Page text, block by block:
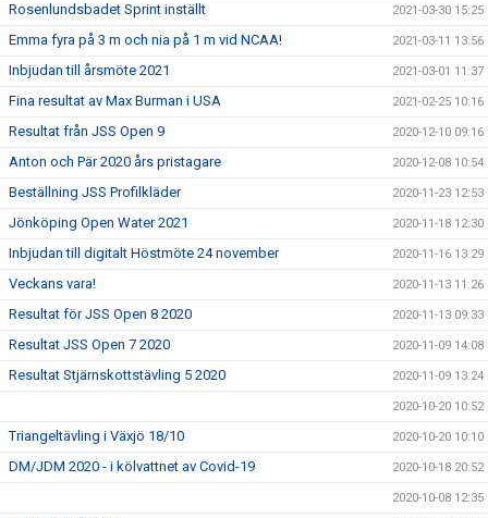
Rosenlundsbadet Sprint inställt 2021-03-30 15:25
Emma fyra på 3 m och nia på 1 m vid NCAA! 2021-03-11 13:56
Inbjudan till årsmöte 2021 2021-03-01 11:37
Fina resultat av Max Burman i USA 2021-02-25 10:16
Resultat från JSS Open 9 2020-12-10 09:16
Anton och Pär 2020 års pristagare 2020-12-08 10:54
Beställning JSS Profilkläder 2020-11-23 12:53
Jönköping Open Water 2021 2020-11-18 12:30
Inbjudan till digitalt Höstmöte 24 november 2020-11-16 13:29
Veckans vara! 2020-11-13 11:26
Resultat för JSS Open 8 2020 2020-11-13 09:33
Resultat JSS Open 7 2020 2020-11-09 14:08
Resultat Stjärnskottstävling 5 2020 2020-11-09 13:24
2020-10-20 10:52
Triangeltävling i Växjö 18/10 2020-10-20 10:10
DM/JDM 2020 - i kölvattnet av Covid-19 2020-10-18 20:52
2020-10-08 12:35